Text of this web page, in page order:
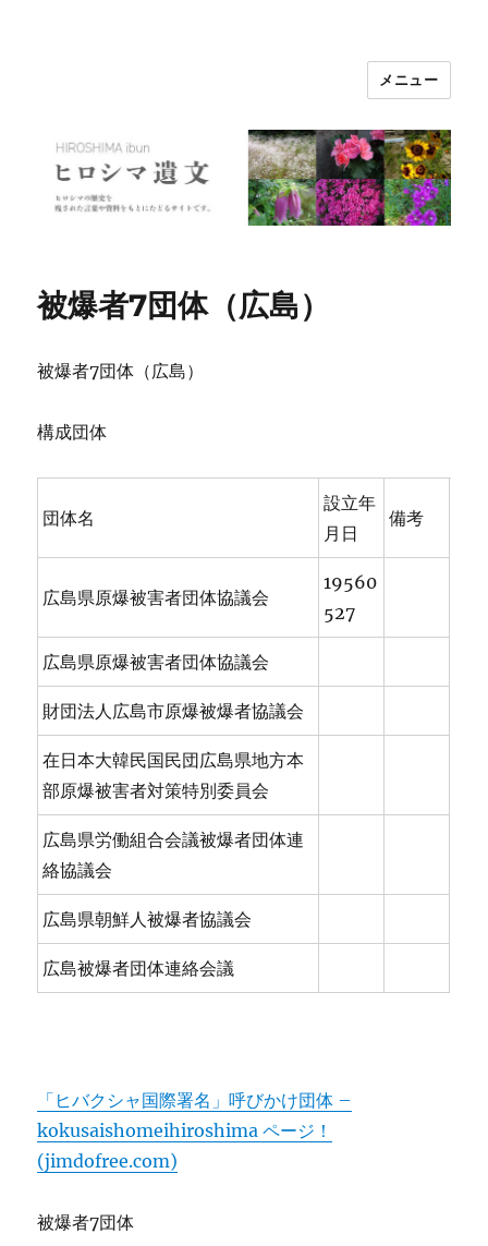
メニュー
被爆者7団体（広島）
被爆者7団体（広島）
構成団体
団体名
設立年
月日
備考
広島県原爆被害者団体協議会
19560
527
広島県原爆被害者団体協議会
財団法人広島市原爆被爆者協議会
在日本大韓民国民団広島県地方本
部原爆被害者対策特別委員会
広島県労働組合会議被爆者団体連
絡協議会
広島県朝鮮人被爆者協議会
広島被爆者団体連絡会議
「ヒバクシャ国際署名」呼びかけ団体 –
kokusaishomeihiroshima ページ！
(jimdofree.com)
被爆者7団体